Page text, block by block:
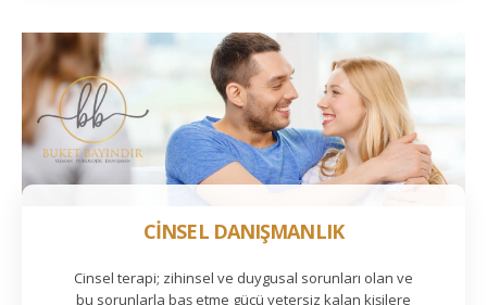
CİNSEL DANIŞMANLIK
Cinsel terapi; zihinsel ve duygusal sorunları olan ve
bu sorunlarla baş etme gücü yetersiz kalan kişilere